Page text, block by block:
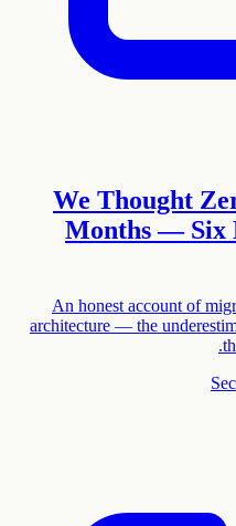
We Thought
Months — Six
An honest account of
architecture — the